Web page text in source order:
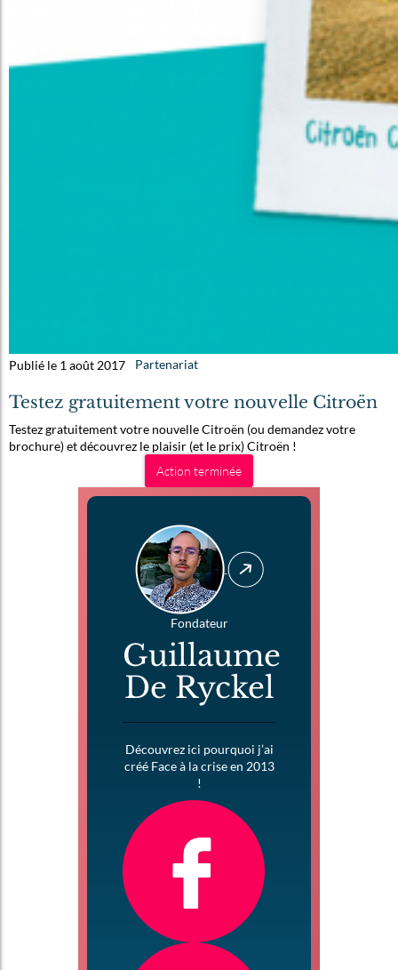
Publié le 1 août 2017 Partenariat
Testez gratuitement votre nouvelle Citroën
Testez gratuitement votre nouvelle Citroën (ou demandez votre
brochure) et découvrez le plaisir (et le prix) Citroën !
Action terminée
Fondateur
Guillaume
De Ryckel
Découvrez ici pourquoi j’ai
créé Face à la crise en 2013
!